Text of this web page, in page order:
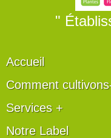
"
Accueil
Comment
Services +
Notre Label